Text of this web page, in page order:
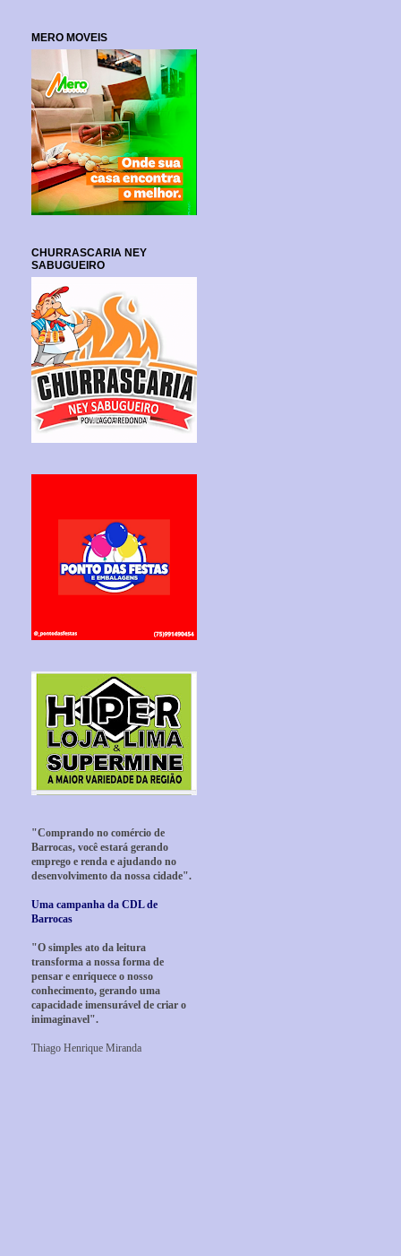
MERO MOVEIS
CHURRASCARIA NEY
SABUGUEIRO
"Comprando no comércio de
Barrocas, você estará gerando
emprego e renda e ajudando no
desenvolvimento da nossa cidade".
Uma campanha da CDL de
Barrocas
"O simples ato da leitura
transforma a nossa forma de
pensar e enriquece o nosso
conhecimento, gerando uma
capacidade imensurável de criar o
inimaginavel".
Thiago Henrique Miranda